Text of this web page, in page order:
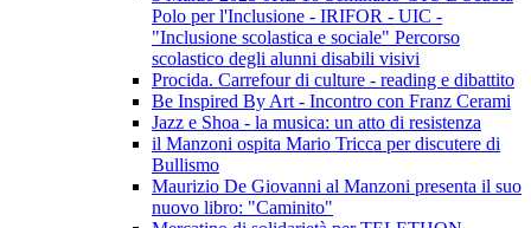
Polo per l'Inclusione - IRIFOR - UIC -
"Inclusione scolastica e sociale" Percorso
scolastico degli alunni disabili visivi
Procida. Carrefour di culture - reading e dibattito
Be Inspired By Art - Incontro con Franz Cerami
Jazz e Shoa - la musica: un atto di resistenza
il Manzoni ospita Mario Tricca per discutere di
Bullismo
Maurizio De Giovanni al Manzoni presenta il suo
nuovo libro: "Caminito"